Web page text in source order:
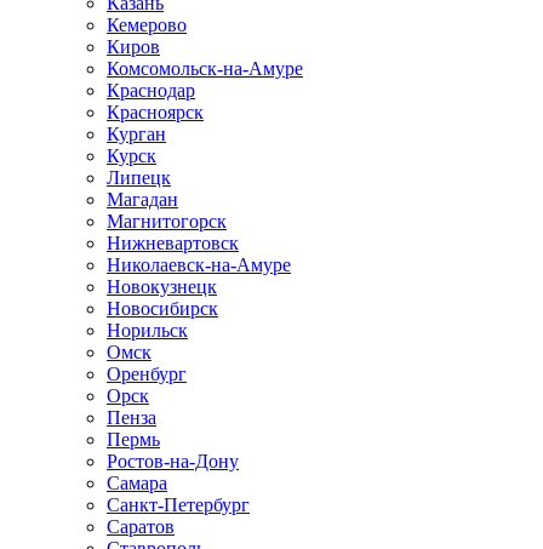
Кемерово
Киров
Комсомольск-на-Амуре
Краснодар
Красноярск
Курган
Курск
Липецк
Магадан
Магнитогорск
Нижневартовск
Николаевск-на-Амуре
Новокузнецк
Новосибирск
Норильск
Омск
Оренбург
Орск
Пенза
Пермь
Ростов-на-Дону
Самара
Санкт-Петербург
Саратов